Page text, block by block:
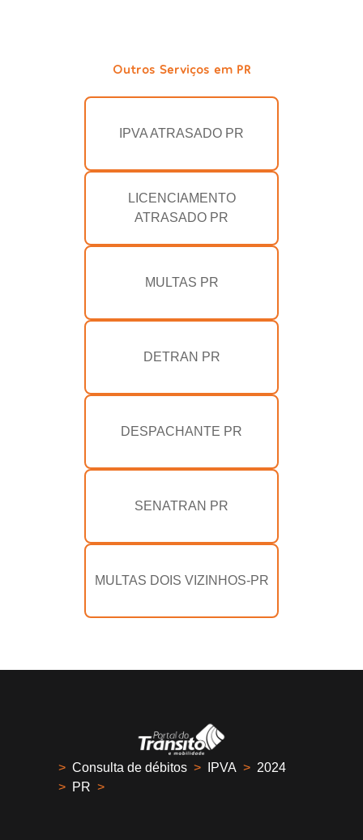
Outros Serviços em PR
IPVA ATRASADO PR
LICENCIAMENTO
ATRASADO PR
MULTAS PR
DETRAN PR
DESPACHANTE PR
SENATRAN PR
MULTAS DOIS VIZINHOS-PR
> Consulta de débitos > IPVA > 2024
> PR >